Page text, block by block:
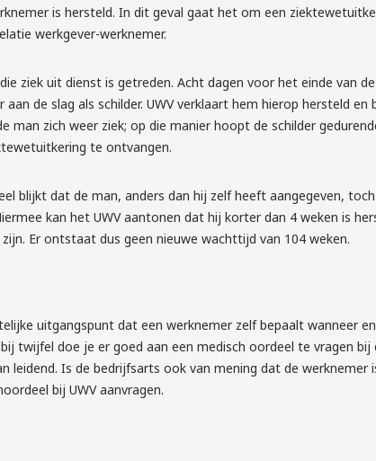
is hersteld. In dit geval gaat het om een
werkgever-werknemer.
ziek uit dienst is getreden. Acht dagen voor het einde van
de slag als schilder. UWV verklaart hem hierop hersteld en
man zich weer ziek; op die manier hoopt de schilder
te ontvangen.
blijkt dat de man, anders dan hij zelf heeft aangegeven,
kan het UWV aantonen dat hij korter dan 4 weken is
Er ontstaat dus geen nieuwe wachttijd van 104 weken.
uitgangspunt dat een werknemer zelf bepaalt wanneer
twijfel doe je er goed aan een medisch oordeel te vragen
leidend. Is de bedrijfsarts ook van mening dat de werknemer
bij UWV aanvragen.